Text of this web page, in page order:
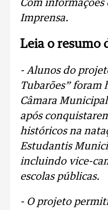
Com informações
Imprensa.
Leia o resumo
- Alunos do
Tubarões” foram
Câmara
após
históricos na
Estudantis
incluindo vice-
escolas públicas.
- O projeto